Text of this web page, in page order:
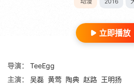
立即播放
导演：
TeeEgg
主演：
吴磊 黄莺 陶典 赵路 王明扬